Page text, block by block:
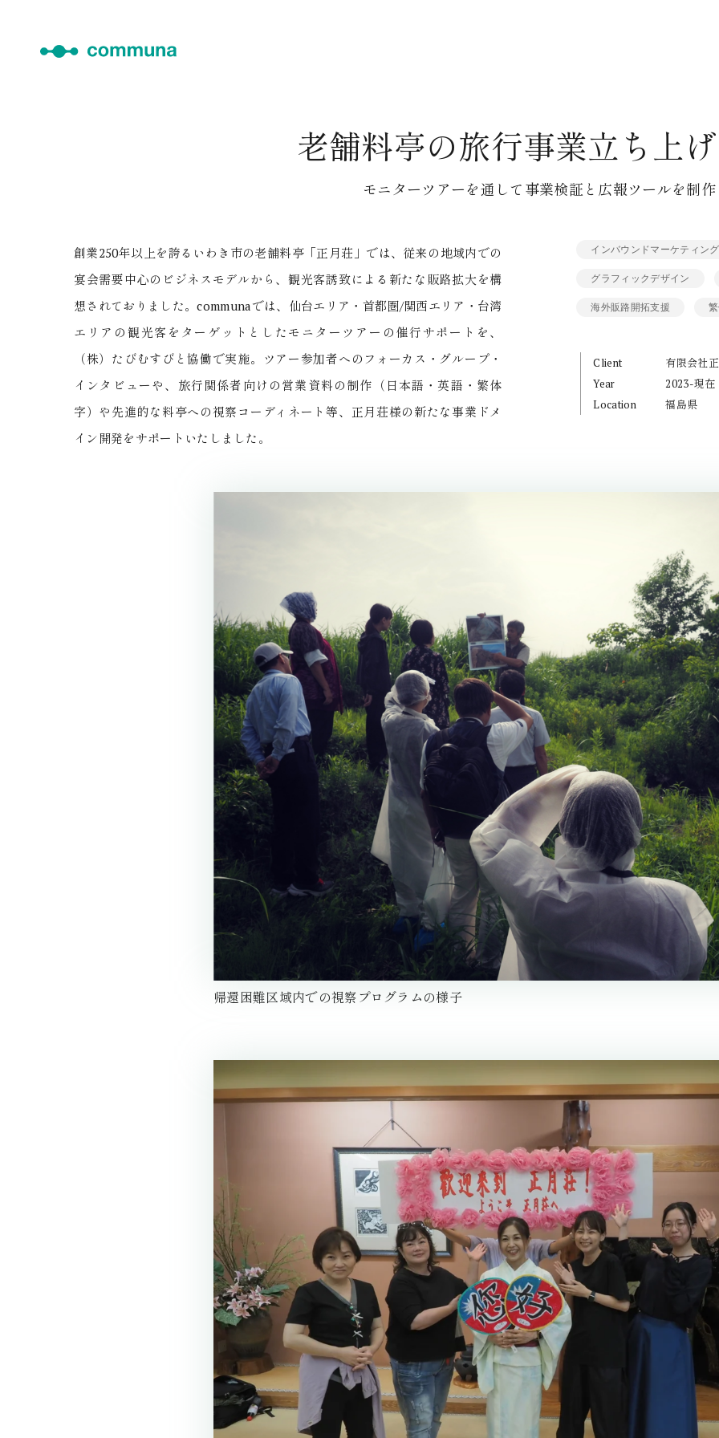
老舗料亭の旅行事業立ち上
モニターツアーを通して事業検証と広報ツールを制作
創業250年以上を誇るいわき市の老舗料亭「正月荘」では、従来の地域内での
宴会需要中心のビジネスモデルから、観光客誘致による新たな販路拡大を構
想されておりました。communaでは、仙台エリア・首都圏/関西エリア・台湾
エリアの観光客をターゲットとしたモニターツアーの催行サポートを、
（株）たびむすびと協働で実施。ツアー参加者へのフォーカス・グループ・
インタビューや、旅行関係者向けの営業資料の制作（日本語・英語・繁体
字）や先進的な料亭への視察コーディネート等、正月荘様の新たな事業ドメ
イン開発をサポートいたしました。
インバウンドマーケティン
グラフィックデザイン
海外販路開拓支援
Client
有限会社
Year
2023-現在
Location
福島県
帰還困難区域内での視察プログラムの様子